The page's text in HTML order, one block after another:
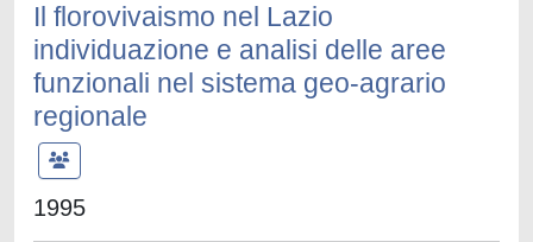
Il florovivaismo nel Lazio
individuazione e analisi delle aree
funzionali nel sistema geo-agrario
regionale
1995